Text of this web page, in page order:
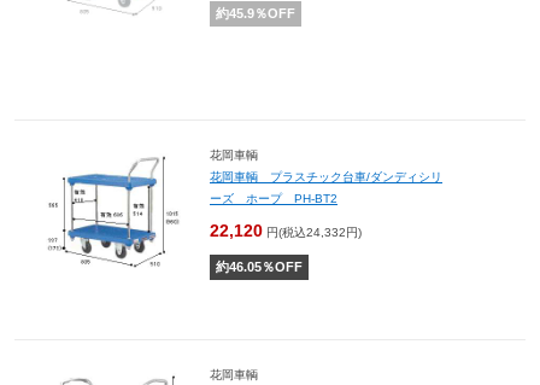
約45.9％OFF
花岡車輌
花岡車輌 プラスチック台車/ダンディシリ
ーズ ホープ PH-BT2
22,120 円(税込24,332円)
約46.05％OFF
花岡車輌